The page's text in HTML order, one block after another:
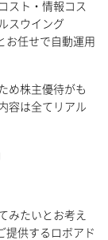
スト・情報コス
スウイング
お任せで自動運用
め株主優待がも
容は全てリアル
みたいとお考え
提供するロボアド